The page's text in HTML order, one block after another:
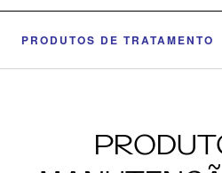
PRODUTOS DE TRATAMENTO